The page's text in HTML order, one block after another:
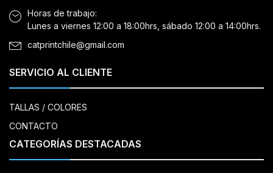
Horas de trabajo:
Lunes a viernes 12:00 a 18:00hrs, sábado 12:00 a 14:00hrs.
catprintchile@gmail.com
SERVICIO AL CLIENTE
TALLAS / COLORES
CONTACTO
CATEGORÍAS DESTACADAS